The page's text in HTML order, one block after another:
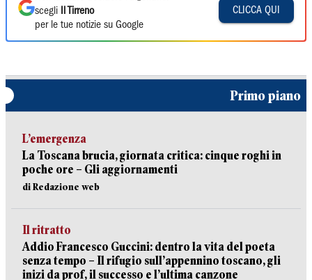
scegli
Il Tirreno
per le tue notizie su Google
CLICCA QUI
Primo piano
L’emergenza
La Toscana brucia, giornata critica: cinque roghi in
poche ore – Gli aggiornamenti
di Redazione web
Il ritratto
Addio Francesco Guccini: dentro la vita del poeta
senza tempo – Il rifugio sull’appennino toscano, gli
inizi da prof, il successo e l’ultima canzone